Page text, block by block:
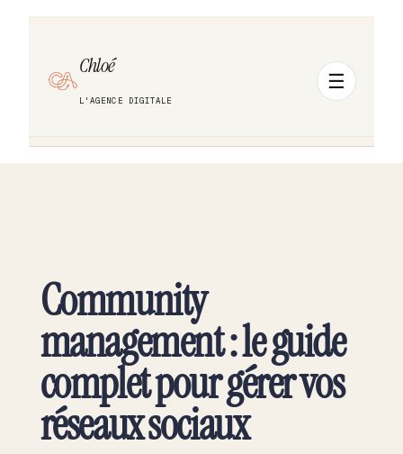
Chloé
L'AGENCE DIGITALE
Community
management : le guide
complet pour gérer vos
réseaux sociaux